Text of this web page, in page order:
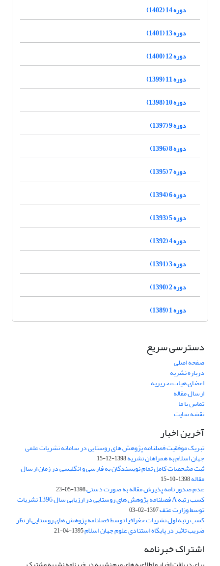
دوره 14 (1402)
دوره 13 (1401)
دوره 12 (1400)
دوره 11 (1399)
دوره 10 (1398)
دوره 9 (1397)
دوره 8 (1396)
دوره 7 (1395)
دوره 6 (1394)
دوره 5 (1393)
دوره 4 (1392)
دوره 3 (1391)
دوره 2 (1390)
دوره 1 (1389)
دسترسی سریع
صفحه اصلی
درباره نشریه
اعضای هیات تحریریه
ارسال مقاله
تماس با ما
نقشه سایت
آخرین اخبار
تبریک موفقیت فصلنامه پژوهش های روستایی در سامانه نشریات علمی
جهان اسلام به همراهان نشریه1398-12-15
ثبت مشخصات کامل تمام نویسندگان به فارسی و انگلیسی در زمان ارسال
مقاله1398-10-15
عدم صدور نامه پذیرش مقاله به صورت دستی1398-05-23
کسب رتبه A فصلنامه پژوهش های روستایی در ارزیابی سال 1396 نشریات
توسط وزارت عتف1397-02-03
کسب رتبه اول نشریات جغرافیا توسط فصلنامه پژوهش های روستایی از نظر
ضریب تاثیر در پایگاه استنادی علوم جهان اسلام1395-04-21
اشتراک خبرنامه